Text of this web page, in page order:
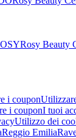
Rosy Beauty
i coupon
i couponI tuoi
Utilizzo dei
Reggio Emilia